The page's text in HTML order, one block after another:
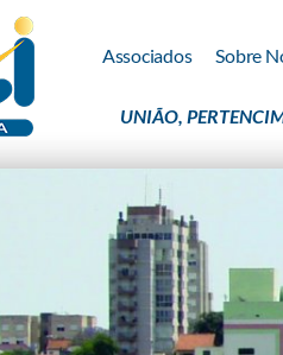
Associados Sobre
UNIÃO,